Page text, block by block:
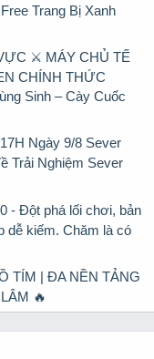
Trang Bị Xanh
⚔️ MÁY CHỦ TẾ
CHÍNH THỨC
Sinh – Cày Cuốc
Ngày 9/8 Sever
Trải Nghiệm Sever
- Đột phá lối chơi, bản
dễ kiếm. Chăm là có
TÍM | ĐA NỀN TẢNG
🔥